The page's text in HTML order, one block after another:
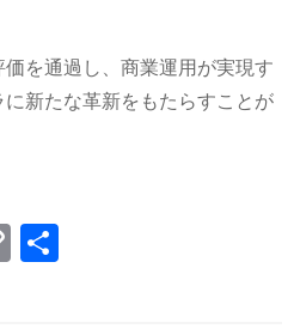
を通過し、商業運用が実現す
新たな革新をもたらすことが
C
o